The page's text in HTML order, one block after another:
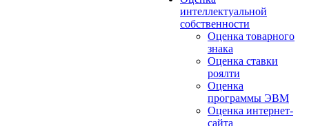
интеллектуальной
собственности
Оценка товарного
знака
Оценка ставки
роялти
Оценка
программы ЭВМ
Оценка интернет-
сайта